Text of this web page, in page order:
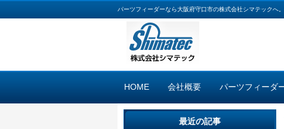
パーツフィーダーなら大阪府守口市の株式会社シマテックへ
HOME 会社概要 パーツフィーダ
最近の記事